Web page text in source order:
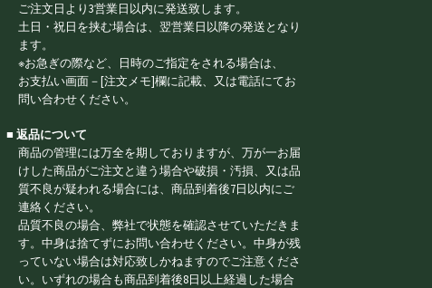
ご注文日より3営業日以内に発送致します。
土日・祝日を挟む場合は、翌営業日以降の発送となり
ます。
※お急ぎの際など、日時のご指定をされる場合は、
お支払い画面－[注文メモ]欄に記載、又は電話にてお
問い合わせください。
■ 返品について
商品の管理には万全を期しておりますが、万が一お届
けした商品がご注文と違う場合や破損・汚損、又は品
質不良が疑われる場合には、商品到着後7日以内にご
連絡ください。
品質不良の場合、弊社で状態を確認させていただきま
す。中身は捨てずにお問い合わせください。中身が残
っていない場合は対応致しかねますのでご注意くださ
い。いずれの場合も商品到着後8日以上経過した場合